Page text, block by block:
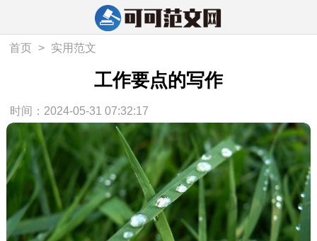
首页 > 实用范文
工作要点的写作
时间：2024-05-31 07:32:17